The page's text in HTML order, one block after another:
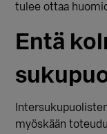
tulee ottaa
Entä
myöskään